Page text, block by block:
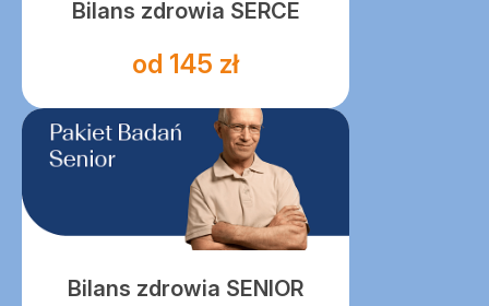
Bilans zdrowia SERCE
od 145 zł
Bilans zdrowia SENIOR